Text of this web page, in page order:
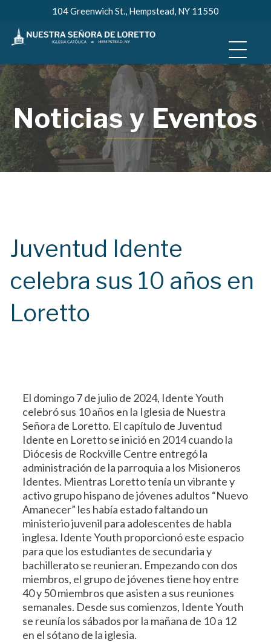
content
104 Greenwich St., Hempstead, NY 11550
Noticias y Eventos
Juventud Idente
celebra sus 10 años en
Loretto
El domingo 7 de julio de 2024, Idente Youth
celebró sus 10 años en la Iglesia de Nuestra
Señora de Loretto. El capítulo de Juventud
Idente en Loretto se inició en 2014 cuando la
Diócesis de Rockville Centre entregó la
administración de la parroquia a los Misioneros
Identes. Mientras Loretto tenía un vibrante y
activo grupo hispano de jóvenes adultos “Nuevo
Amanecer” les había estado faltando un
ministerio juvenil para adolescentes de habla
inglesa. Idente Youth proporcionó este espacio
para que los estudiantes de secundaria y
bachillerato se reunieran. Empezando con dos
miembros, el grupo de jóvenes tiene hoy entre
40 y 50 miembros que asisten a sus reuniones
semanales. Desde sus comienzos, Idente Youth
se reunía los sábados por la mañana de 10 a 12
en el sótano de la iglesia.